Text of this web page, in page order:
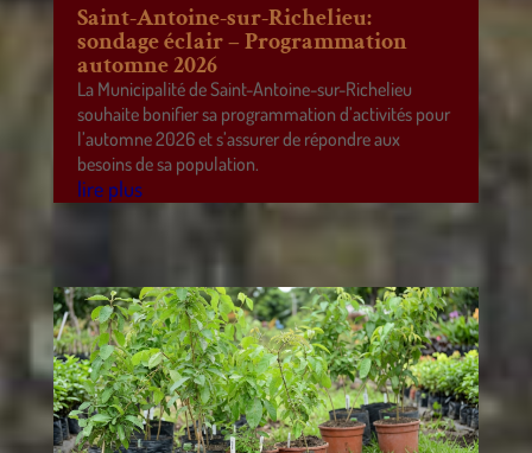
Saint-Antoine-sur-Richelieu:
sondage éclair – Programmation
automne 2026
La Municipalité de Saint-Antoine-sur-Richelieu
souhaite bonifier sa programmation d’activités pour
l’automne 2026 et s’assurer de répondre aux
besoins de sa population.
lire plus